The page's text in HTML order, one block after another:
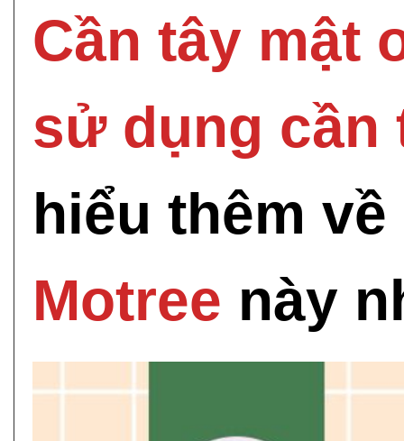
Cần tây mật
sử dụng cần
hiểu thêm
Motree này